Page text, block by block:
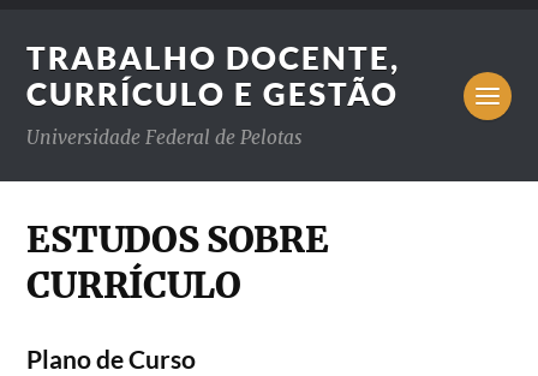
TRABALHO DOCENTE,
CURRÍCULO E GESTÃO
Universidade Federal de Pelotas
ESTUDOS SOBRE
CURRÍCULO
Plano de Curso